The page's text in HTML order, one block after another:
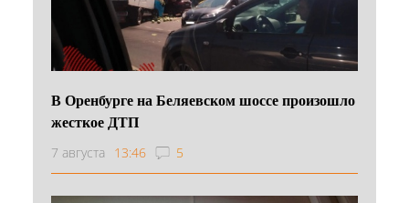
В Оренбурге на Беляевском шоссе произошло
жесткое ДТП
7 августа 13:46 5